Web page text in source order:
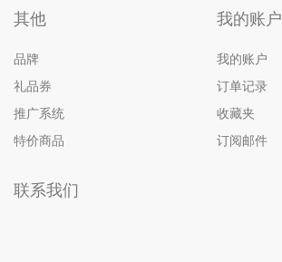
其他
品牌
礼品券
推广系统
特价商品
我的账户
我的账户
订单记录
收藏夹
订阅邮件
联系我们